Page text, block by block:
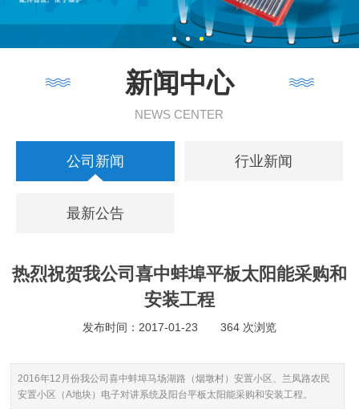
新闻中心
NEWS CENTER
公司新闻 行业新闻
最新公告
热烈祝贺我公司喜中蚌埠平板太阳能采购和
安装工程
发布时间：2017-01-23 364 次浏览
2016年12月份我公司喜中蚌埠马场湖路（烟墩村）安置小区、兰凤路农民
安置小区（A地块）电子对讲系统及阳台平板太阳能采购和安装工程。